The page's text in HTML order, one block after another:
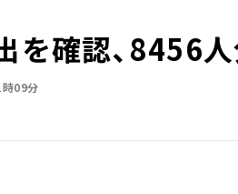
を確認、8456
09分